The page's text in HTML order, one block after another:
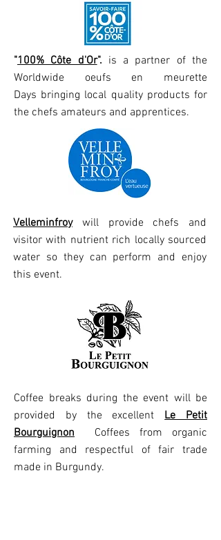
"100% Côte d'Or". is a partner of the
Worldwide oeufs en meurette
Days bringing local quality products for
the chefs amateurs and apprentices.
Velleminfroywill provide chefs and
visitor with nutrient rich locally sourced
water so they can perform and enjoy
this event.
Coffee breaks during the event will be
provided by the excellentLe Petit
Bourguignon Coffees from organic
farming and respectful of fair trade
made in Burgundy.